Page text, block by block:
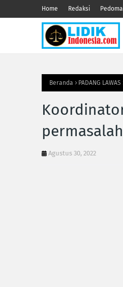
Home Redaksi
Beranda PADANG LAWAS
Agustus 30, 2022